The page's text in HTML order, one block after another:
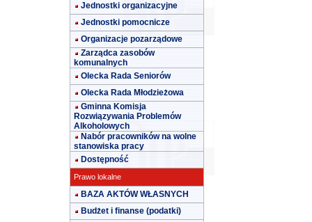
Jednostki organizacyjne
Jednostki pomocnicze
Organizacje pozarządowe
Zarządca zasobów
komunalnych
Olecka Rada Seniorów
Olecka Rada Młodzieżowa
Gminna Komisja
Rozwiązywania Problemów
Alkoholowych
Nabór pracowników na wolne
stanowiska pracy
Dostępność
Prawo lokalne
BAZA AKTÓW WŁASNYCH
Budżet i finanse (podatki)